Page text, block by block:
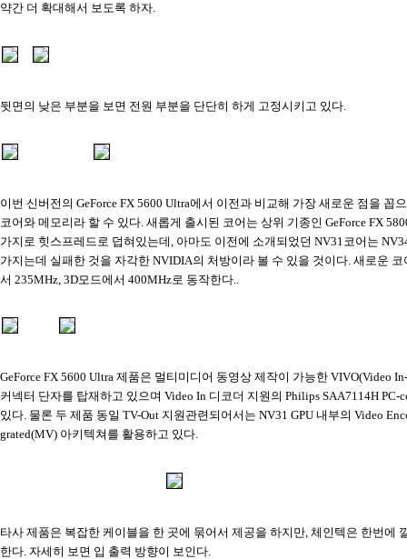
약간 더 확대해서 보도록 하자.
뒷면의 낮은 부분을 보면 전원 부분을 단단히 하게 고정시키고 있다.
이번 신버전의 GeForce FX 5600 Ultra에서 이전과 비교해 가장 새로운 점을 꼽
코어와 메모리라 할 수 있다. 새롭게 출시된 코어는 상위 기종인 GeForce FX
가지로 힛스프레드로 덥혀있는데, 아마도 이전에 소개되었던 NV31코어는
가지는데 실패한 것을 자각한 NVIDIA의 처방이라 볼 수 있을 것이다. 새로운
서 235MHz, 3D모드에서 400MHz로 동작한다..
GeForce FX 5600 Ultra 제품은 멀티미디어 동영상 제작이 가능한 VIVO(Video
커넥터 단자를 탑재하고 있으며 Video In 디코더 지원의 Philips SAA7114H PC-
있다. 물론 두 제품 동일 TV-Out 지원관련되어서는 NV31 GPU 내부의 Video
grated(MV) 아키텍쳐를 활용하고 있다.
타사 제품은 복잡한 케이블을 한 곳에 묶어서 제공을 하지만, 체인텍은 한번에
한다. 자세히 보면 입 출력 방향이 보인다.